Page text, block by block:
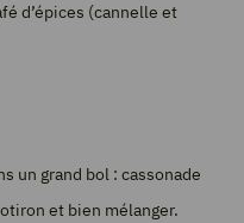
d’épices (cannelle et
un grand bol : cassonade
et bien mélanger.